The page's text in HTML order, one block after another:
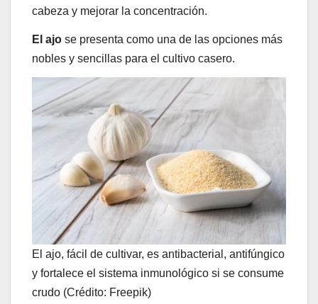
cabeza y mejorar la concentración.
El ajo se presenta como una de las opciones más
nobles y sencillas para el cultivo casero.
El ajo, fácil de cultivar, es antibacterial, antifúngico
y fortalece el sistema inmunológico si se consume
crudo (Crédito: Freepik)